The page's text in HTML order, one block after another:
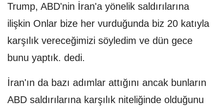
Trump, ABD'nin İran'a yönelik saldırılarına
ilişkin Onlar bize her vurduğunda biz 20 katıyla
karşılık vereceğimizi söyledim ve dün gece
bunu yaptık. dedi.
İran'ın da bazı adımlar attığını ancak bunların
ABD saldırılarına karşılık niteliğinde olduğunu